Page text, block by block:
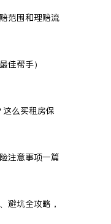
范围和理赔流
佳帮手）
这么买租房保
注意事项一篇
避坑全攻略，